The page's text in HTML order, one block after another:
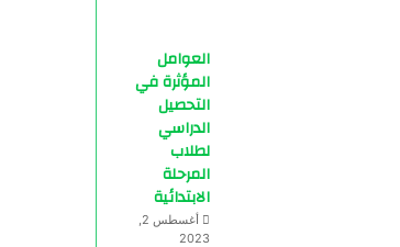
العوامل
المؤثرة في
التحصيل
الدراسي
لطلاب
المرحلة
الابتدائية
أغسطس 2,
2023